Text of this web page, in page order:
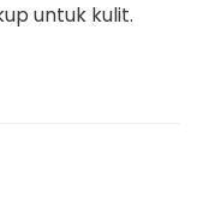
untuk kulit.